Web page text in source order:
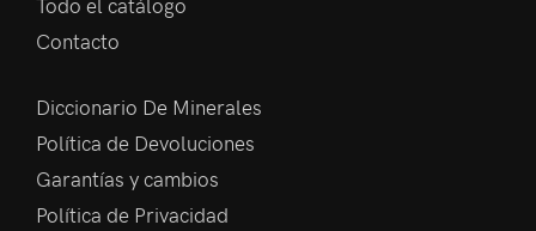
Contacto
Diccionario De Minerales
Política de Devoluciones
Garantías y cambios
Política de Privacidad